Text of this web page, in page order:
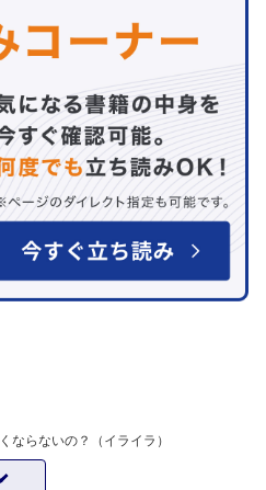
ならないの？（イライラ）
て向き合えばいいの？